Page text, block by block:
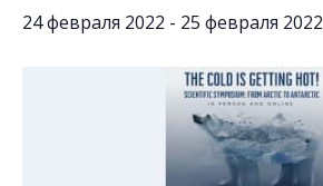
24 февраля 2022 - 25 февраля 2022